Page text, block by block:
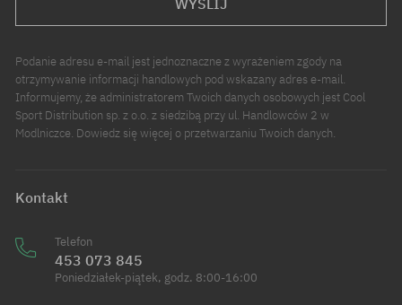
WYŚLIJ
Podanie adresu e-mail jest jednoznaczne z wyrażeniem zgody na
otrzymywanie informacji handlowych pod wskazany adres e-mail.
Informujemy, że administratorem Twoich danych osobowych jest Cool
Sport Distribution sp. z o.o. z siedzibą przy ul. Handlowców 2 w
Modlniczce. Dowiedz się więcej o przetwarzaniu Twoich danych.
Kontakt
Telefon
453 073 845
Poniedziałek-piątek, godz. 8:00-16:00